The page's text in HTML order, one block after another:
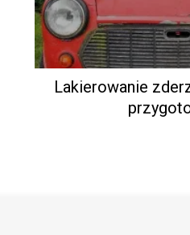
Lakierowanie